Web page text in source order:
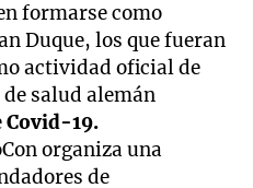
formarse como
Duque, los que fueran
actividad oficial de
salud alemán
Covid-19.
organiza una
de